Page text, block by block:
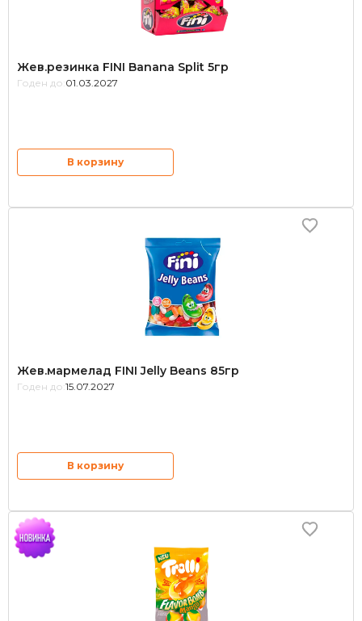
Жев.резинка FINI Banana Split 5гр
Годен до: 01.03.2027
В корзину
Жев.мармелад FINI Jelly Beans 85гр
Годен до: 15.07.2027
В корзину